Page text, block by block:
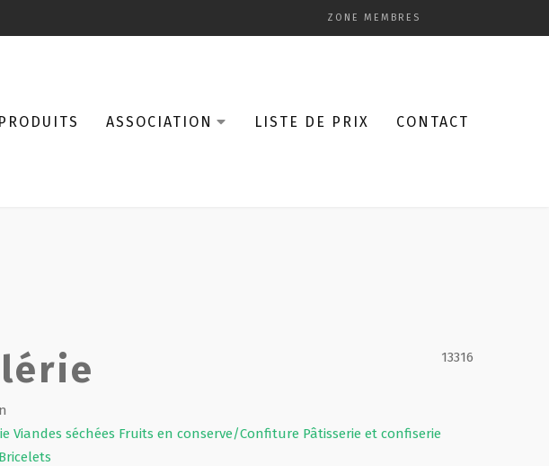
ZONE MEMBRES
PRODUITS ASSOCIATION LISTE DE PRIX CONTACT
13316
Viandes séchées Fruits en conserve/Confiture Pâtisserie et confiserie
Bricelets